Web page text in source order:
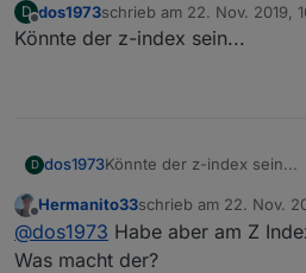
D
Offline
dos1973schrieb am 22. Nov. 2019,
zuletzt editiert von
Könnte der z-index sein...
D dos1973Könnte der z-index sein...
Offline
Hermanito33schrieb am 22. Nov.
zuletzt editiert von
@dos1973 Habe aber am Z
Was macht der?